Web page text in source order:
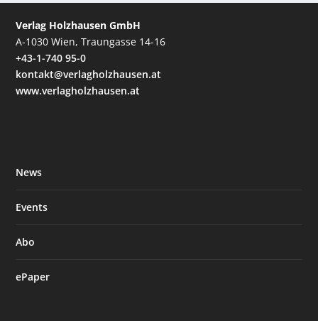
Verlag Holzhausen GmbH
A-1030 Wien, Traungasse 14-16
+43-1-740 95-0
kontakt@verlagholzhausen.at
www.verlagholzhausen.at
News
Events
Abo
ePaper